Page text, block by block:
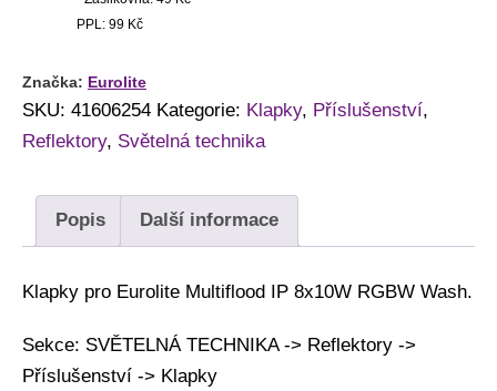
PPL: 99 Kč
Značka: Eurolite
SKU: 41606254 Kategorie: Klapky, Příslušenství,
Reflektory, Světelná technika
Popis Další informace
Klapky pro Eurolite Multiflood IP 8x10W RGBW Wash.
Sekce: SVĚTELNÁ TECHNIKA -> Reflektory ->
Příslušenství -> Klapky